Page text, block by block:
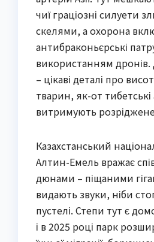
чиї граціозні силуети
скелями, а охорона
антибраконьєрські
використанням
– цікаві деталі про
тварин, як-от
витримують
Казахстанський
Алтин-Емель вражає
дюнами – піщаними
видають звуки, ніби
пустелі. Степи тут є
і в 2025 році парк